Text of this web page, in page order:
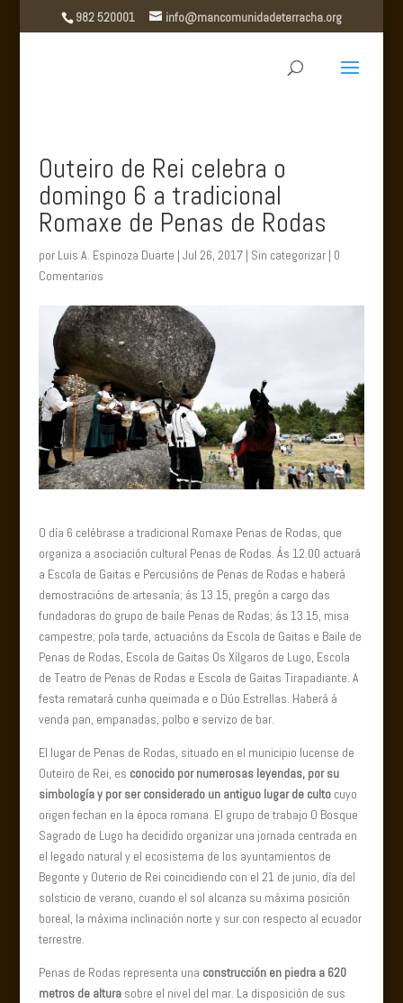
982 520001 info@mancomunidadeterracha.org
Outeiro de Rei celebra o
domingo 6 a tradicional
Romaxe de Penas de Rodas
por Luis A. Espinoza Duarte | Jul 26, 2017| Sin categorizar| 0
Comentarios
O día 6 celébrase a tradicional Romaxe Penas de Rodas, que
organiza a asociación cultural Penas de Rodas. Ás 12.00 actuará
a Escola de Gaitas e Percusións de Penas de Rodas e haberá
demostracións de artesanía; ás 13.15, pregón a cargo das
fundadoras do grupo de baile Penas de Rodas; ás 13.15, misa
campestre; pola tarde, actuacións da Escola de Gaitas e Baile de
Penas de Rodas, Escola de Gaitas Os Xílgaros de Lugo, Escola
de Teatro de Penas de Rodas e Escola de Gaitas Tirapadiante. A
festa rematará cunha queimada e o Dúo Estrellas. Haberá á
venda pan, empanadas, polbo e servizo de bar.
El lugar de Penas de Rodas, situado en el municipio lucense de
Outeiro de Rei, es conocido por numerosas leyendas, por su
simbología y por ser considerado un antiguo lugar de cultocuyo
origen fechan en la época romana. El grupo de trabajo O Bosque
Sagrado de Lugo ha decidido organizar una jornada centrada en
el legado natural y el ecosistema de los ayuntamientos de
Begonte y Outerio de Rei coincidiendo con el 21 de junio, día del
solsticio de verano, cuando el sol alcanza su máxima posición
boreal, la máxima inclinación norte y sur con respecto al ecuador
terrestre.
Penas de Rodas representa una construcción en piedra a 620
metros de alturasobre el nivel del mar. La disposición de sus